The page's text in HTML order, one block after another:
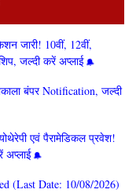
जारी! 10वीं, 12वीं,
जल्दी करें अप्लाई
बंपर Notification, जल्दी
एवं पैरामेडिकल प्रवेश!
अप्लाई
(Last Date: 10/08/2026)